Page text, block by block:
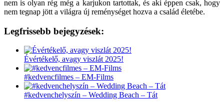
nem is olyan rég még a karjukon tartottak, és aki éppen csak, hogy
nem tegnap jött a világra új reménységet hozva a család életébe.
Legfrissebb bejegyzések:
Évértékelő, avagy viszlát 2025!
#kedvencfilmes – EM-Films
#kedvenchelyszín – Wedding Beach – Tát